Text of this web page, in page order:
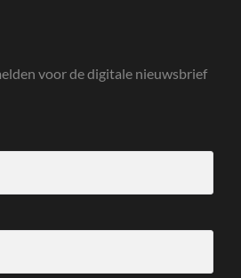
voor de digitale nieuwsbrief